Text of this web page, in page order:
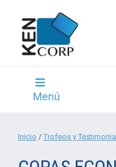
contenido
Menú
Inicio / Trofeos y